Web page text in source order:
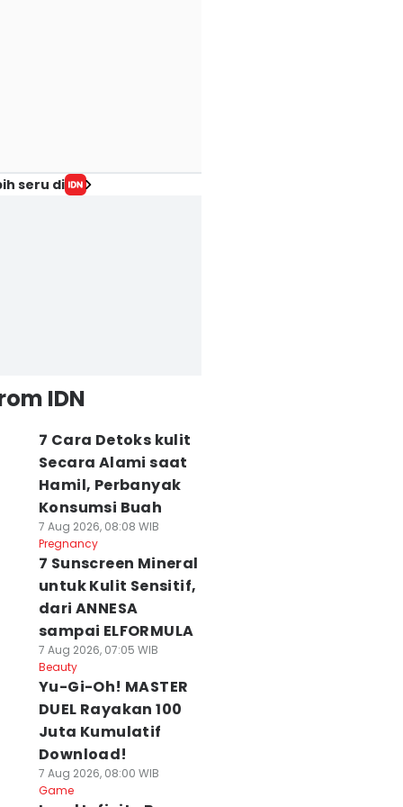
seru di
IDN
7 Cara Detoks kulit
Secara Alami saat
Hamil, Perbanyak
Konsumsi Buah
7 Aug 2026, 08:08 WIB
Pregnancy
7 Sunscreen Mineral
untuk Kulit Sensitif,
dari ANNESA
sampai ELFORMULA
7 Aug 2026, 07:05 WIB
Beauty
Yu-Gi-Oh! MASTER
DUEL Rayakan 100
Juta Kumulatif
Download!
7 Aug 2026, 08:00 WIB
Game